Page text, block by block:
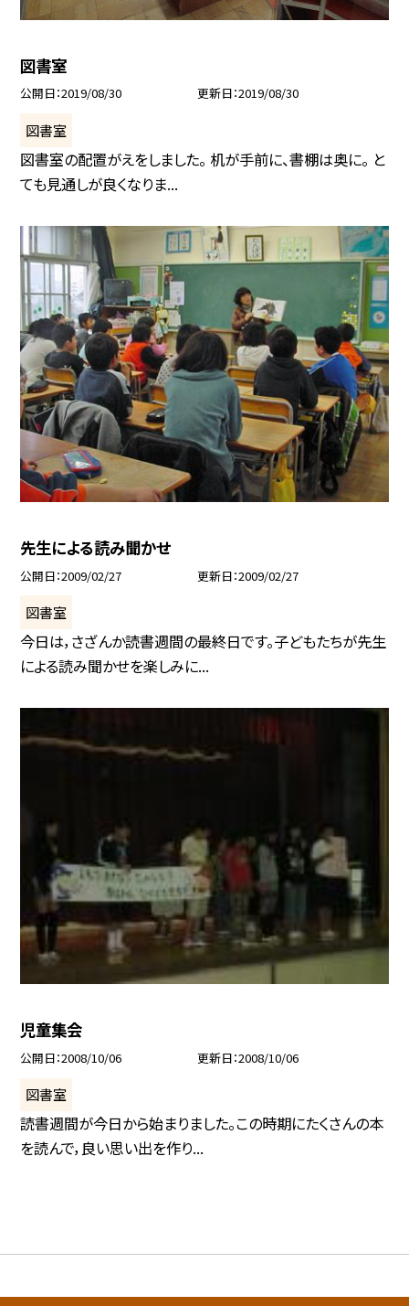
図書室
公開日 2019/08/30 更新日 2019/08/30
図書室
図書室の配置がえをしました。 机が手前に、書棚は奥に。 と
ても見通しが良くなりま...
先生による読み聞かせ
公開日 2009/02/27 更新日 2009/02/27
図書室
今日は，さざんか読書週間の最終日です。子どもたちが先生
による読み聞かせを楽しみに...
児童集会
公開日 2008/10/06 更新日 2008/10/06
図書室
読書週間が今日から始まりました。この時期にたくさんの本
を読んで，良い思い出を作り...